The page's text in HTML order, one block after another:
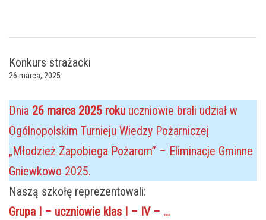
Konkurs strażacki
26 marca, 2025
Dnia 26 marca 2025 roku uczniowie brali udział w
Ogólnopolskim Turnieju Wiedzy Pożarniczej
„Młodzież Zapobiega Pożarom” – Eliminacje Gminne
Gniewkowo 2025.
Naszą szkołę reprezentowali:
Grupa I – uczniowie klas I – IV – …